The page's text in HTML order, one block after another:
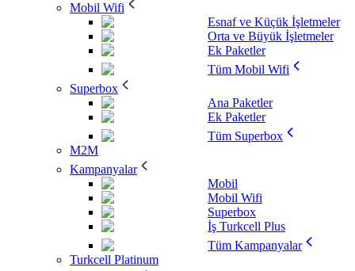
Mobil Wifi
Esnaf ve Küçük İşletmeler
Orta ve Büyük İşletmeler
Ek Paketler
Tüm Mobil Wifi
Superbox
Ana Paketler
Ek Paketler
Tüm Superbox
M2M
Kampanyalar
Mobil
Mobil Wifi
Superbox
İş Turkcell Plus
Tüm Kampanyalar
Turkcell Platinum